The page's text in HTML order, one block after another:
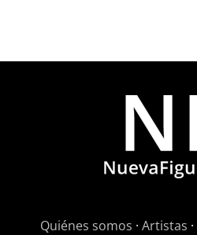
Quiénes somos · Artistas ·